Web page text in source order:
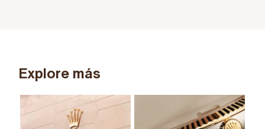
Explore más